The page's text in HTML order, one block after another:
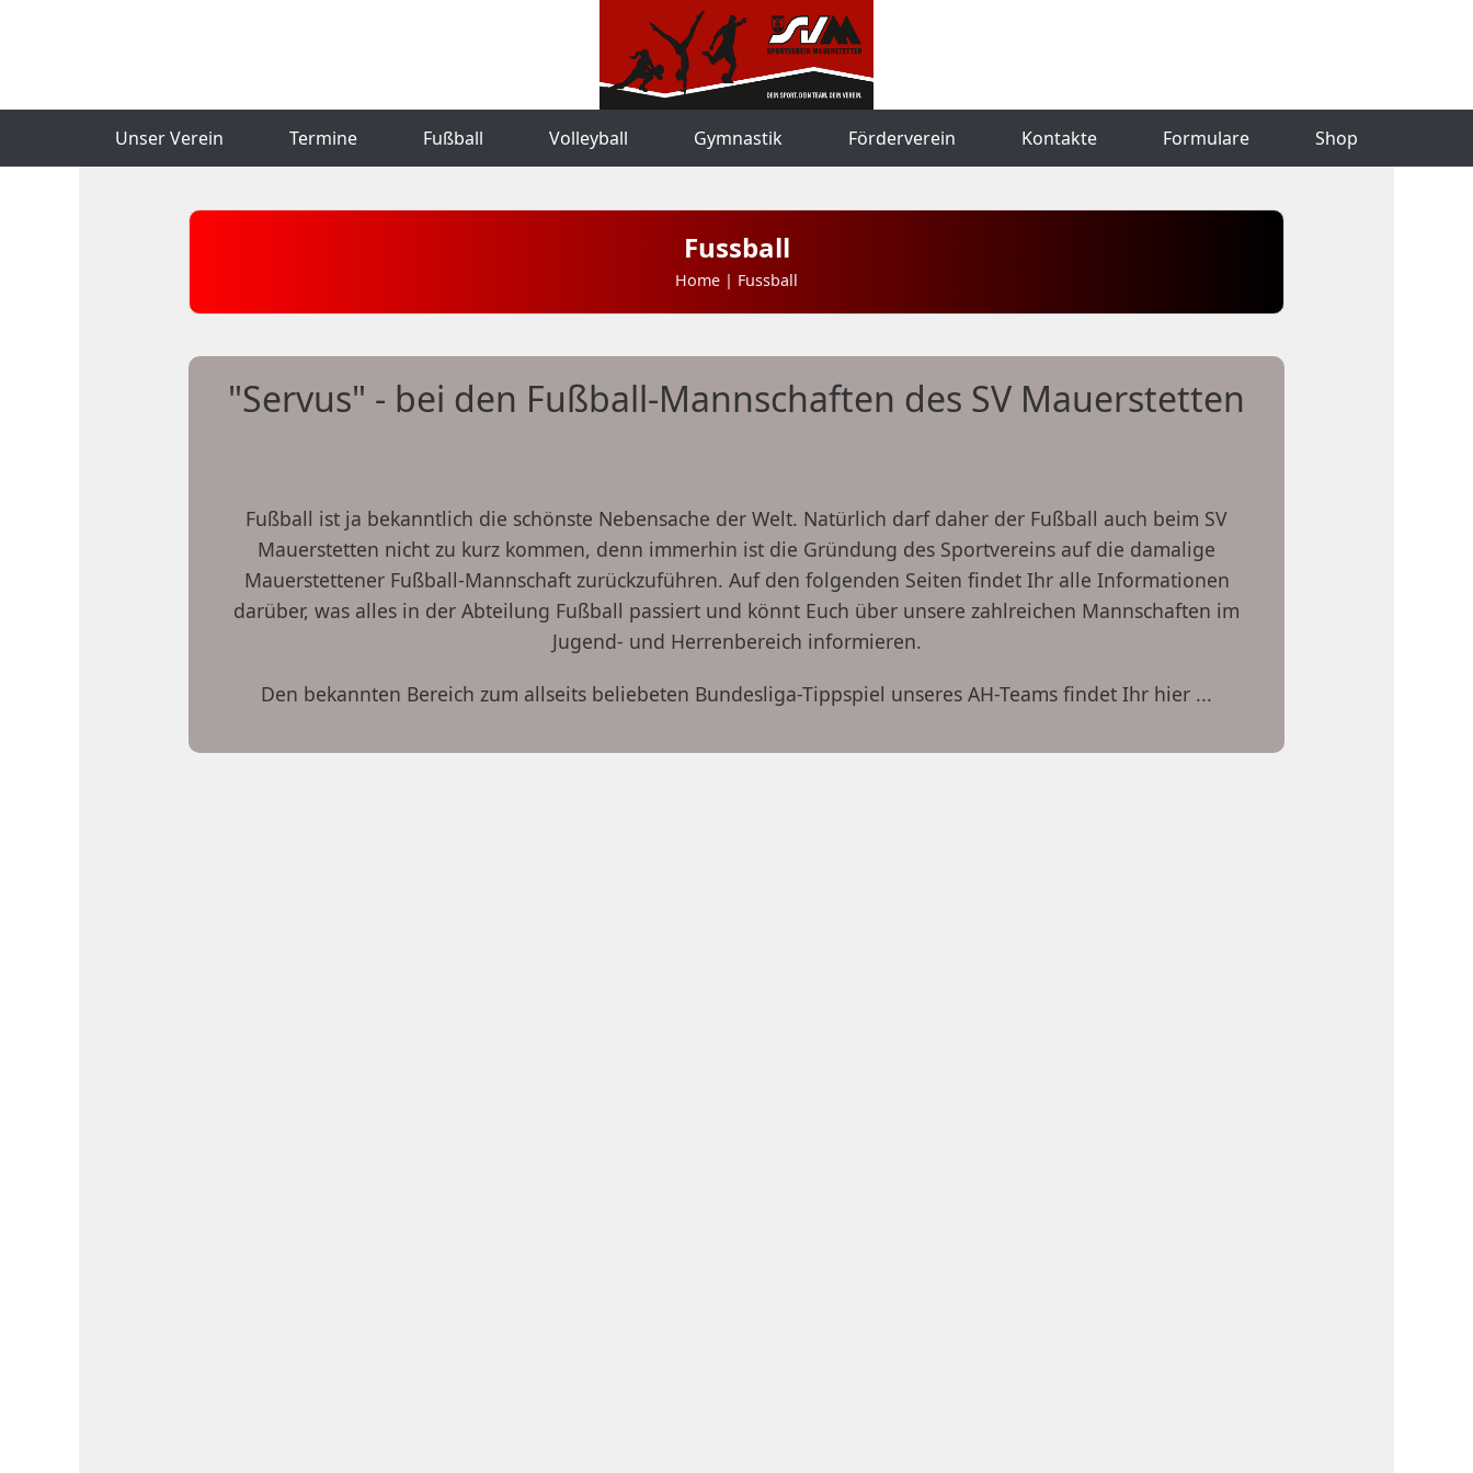
Unser Verein Termine Fußball Volleyball Gymnastik Förderverein Kontakte Formulare Shop
Fussball
Home | Fussball
"Servus" - bei den Fußball-Mannschaften des SV Mauerstetten
Fußball ist ja bekanntlich die schönste Nebensache der Welt. Natürlich darf daher der Fußball auch beim SV
Mauerstetten nicht zu kurz kommen, denn immerhin ist die Gründung des Sportvereins auf die damalige
Mauerstettener Fußball-Mannschaft zurückzuführen. Auf den folgenden Seiten findet Ihr alle Informationen
darüber, was alles in der Abteilung Fußball passiert und könnt Euch über unsere zahlreichen Mannschaften im
Jugend- und Herrenbereich informieren.
Den bekannten Bereich zum allseits beliebeten Bundesliga-Tippspiel unseres AH-Teams findet Ihr hier ...